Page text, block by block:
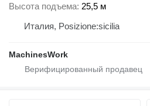
Высота подъема 25,5 м
Италия, Posizione:sicilia
MachinesWork